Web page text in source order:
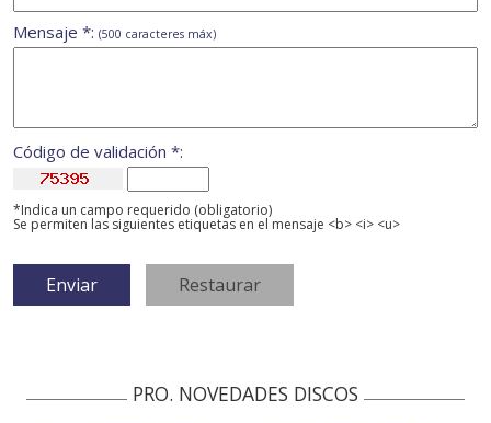
Mensaje *: (500 caracteres máx)
Código de validación *:
*Indica un campo requerido (obligatorio)
Se permiten las siguientes etiquetas en el mensaje <b> <i> <u>
PRO. NOVEDADES DISCOS